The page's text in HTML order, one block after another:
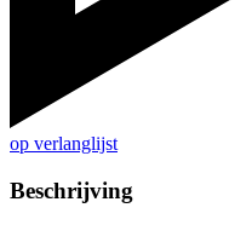
op verlanglijst
Beschrijving